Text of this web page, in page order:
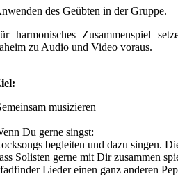
des Geübten in der Gruppe.
harmonisches Zusammenspiel
zu Audio und Video voraus.
musizieren
Du gerne singst:
begleiten und dazu singen.
Solisten gerne mit Dir zusammen
Lieder einen ganz anderen